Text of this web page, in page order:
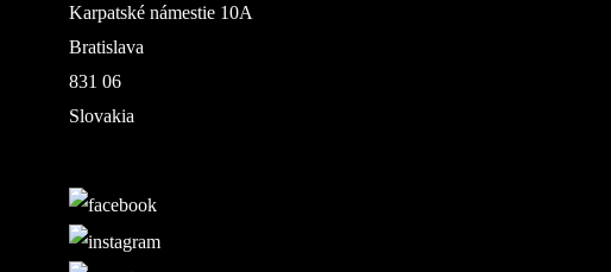
Karpatské námestie 10A
Bratislava
831 06
Slovakia